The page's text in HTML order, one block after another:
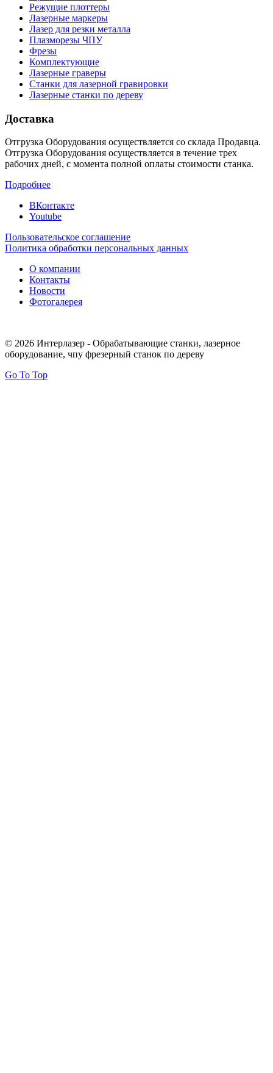
Режущие плоттеры
Лазерные маркеры
Лазер для резки металла
Плазморезы ЧПУ
Фрезы
Комплектующие
Лазерные граверы
Станки для лазерной гравировки
Лазерные станки по дереву
Доставка
Отгрузка Оборудования осуществляется со склада Продавца.
Отгрузка Оборудования осуществляется в течение трех
рабочих дней, с момента полной оплаты стоимости станка.
Подробнее
ВКонтакте
Youtube
Пользовательское соглашение
Политика обработки персональных данных
О компании
Контакты
Новости
Фотогалерея
© 2026 Интерлазер - Обрабатывающие станки, лазерное
оборудование, чпу фрезерный станок по дереву
Go To Top